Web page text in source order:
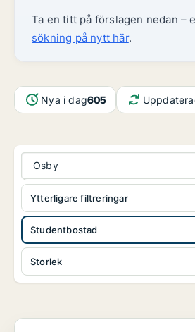
Ta en titt på förslagen nedan –
sökning på nytt här.
Nya i dag605
Osby
Studentbostad
Storlek
Ytterligare filtreringar
Lägenhet i Landskrona